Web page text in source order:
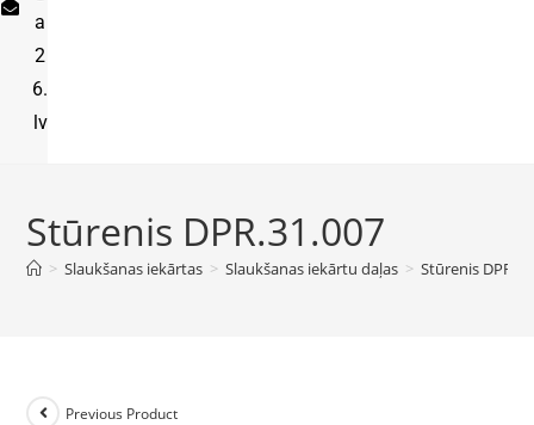
a
2
6.
lv
Stūrenis DPR.31.007
> Slaukšanas iekārtas > Slaukšanas iekārtu daļas > Stūrenis
Previous Product